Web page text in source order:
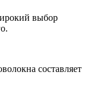
выбор
составляет